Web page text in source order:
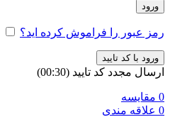
ورود
رمز عبور را فراموش کرده اید؟
ورود با کد تایید
ارسال مجدد کد تایید (00:
30
)
0 مقایسه
0 علاقه مندی